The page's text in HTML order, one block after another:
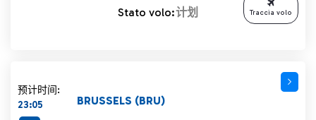
Stato volo:计划 Traccia volo
预计时间:
23:05
BRUSSELS (BRU)